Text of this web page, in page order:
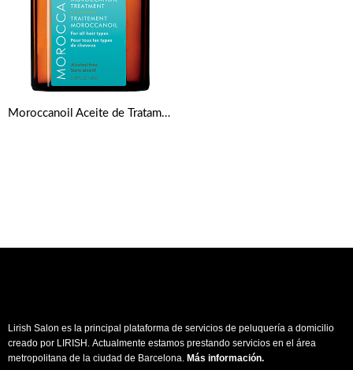
Moroccanoil Aceite de Tratamiento Light 25 ml
Lirish Salon es la principal plataforma de servicios de peluquería a domicilio
creado por LIRISH. Actualmente estamos prestando servicios en el área
metropolitana de la ciudad de Barcelona. Más información.